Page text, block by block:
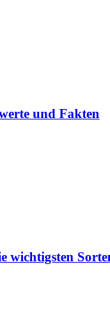
und Fakten
wichtigsten